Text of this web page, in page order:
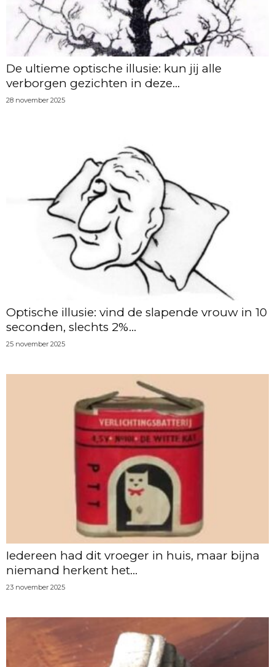
De ultieme optische illusie: kun jij alle
verborgen gezichten in deze...
28 november 2025
Optische illusie: vind de slapende vrouw in 10
seconden, slechts 2%...
25 november 2025
Iedereen had dit vroeger in huis, maar bijna
niemand herkent het...
23 november 2025